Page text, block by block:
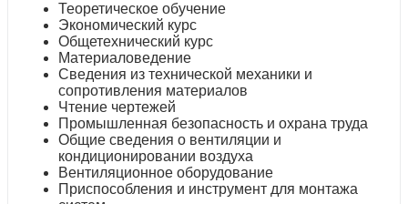
Теоретическое обучение
Экономический курс
Общетехнический курс
Материаловедение
Сведения из технической механики и
сопротивления материалов
Чтение чертежей
Промышленная безопасность и охрана труда
Общие сведения о вентиляции и
кондиционировании воздуха
Вентиляционное оборудование
Приспособления и инструмент для монтажа